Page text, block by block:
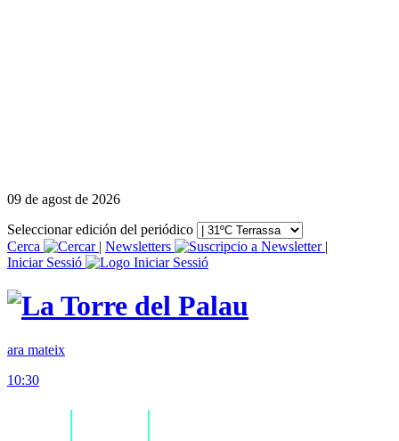
09 de agost de 2026
Seleccionar edición del periódico
Cerca
| Newsletters
|
Iniciar Sessió
ara mateix
10:30